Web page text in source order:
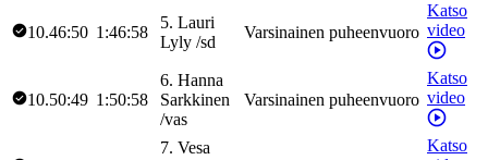
10.46:50 1:46:58
5. Lauri
Lyly /sd
Varsinainen puheenvuoro
Katso
video
10.50:49 1:50:58
6. Hanna
Sarkkinen
/vas
Varsinainen puheenvuoro
Katso
video
7. Vesa
Katso